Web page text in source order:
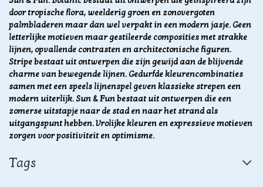
door tropische flora, weelderig groen en zonovergoten
palmbladeren maar dan wel verpakt in een modern jasje. Geen
letterlijke motieven maar gestileerde composities met strakke
lijnen, opvallende contrasten en architectonische figuren.
Stripe bestaat uit ontwerpen die zijn gewijd aan de blijvende
charme van bewegende lijnen. Gedurfde kleurencombinaties
samen met een speels lijnenspel geven klassieke strepen een
modern uiterlijk. Sun & Fun bestaat uit ontwerpen die een
zomerse uitstapje naar de stad en naar het strand als
uitgangspunt hebben. Vrolijke kleuren en expressieve motieven
zorgen voorpositiviteit en optimisme.
Tags